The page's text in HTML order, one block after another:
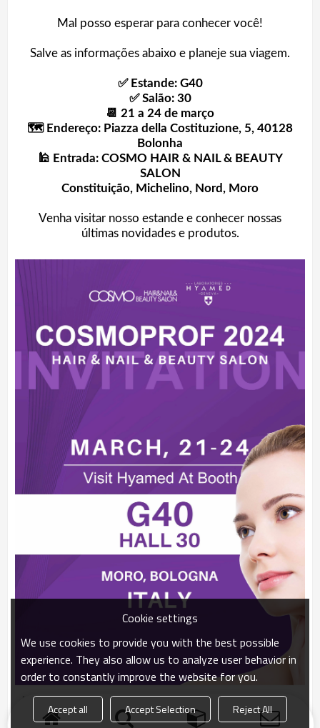
Mal posso esperar para conhecer você!
Salve as informações abaixo e planeje sua viagem.
✅ Estande: G40
✅ Salão: 30
📆 21 a 24 de março
🗺 Endereço: Piazza della Costituzione, 5, 40128
Bolonha
🕌 Entrada: COSMO HAIR & NAIL & BEAUTY
SALON
Constituição, Michelino, Nord, Moro
Venha visitar nosso estande e conhecer nossas
últimas novidades e produtos.
Cookie settings
We use cookies to provide you with the best possible
experience. They also allow us to analyze user behavior in
order to constantly improve the website for you.
Accept all Accept Selection Reject All